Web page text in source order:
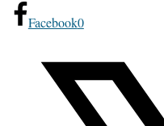
Facebook0